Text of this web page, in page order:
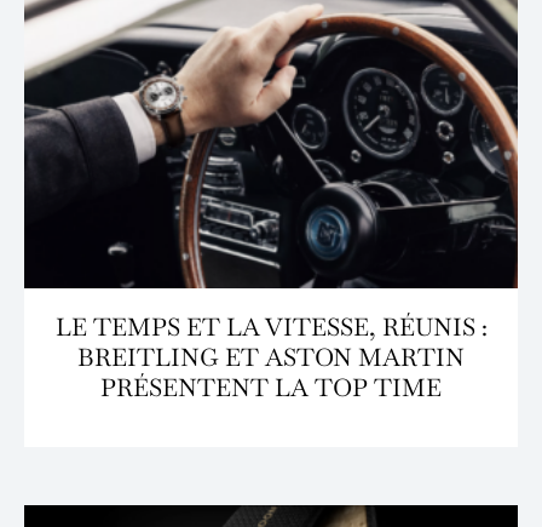
LE TEMPS ET LA VITESSE, RÉUNIS :
BREITLING ET ASTON MARTIN
PRÉSENTENT LA TOP TIME